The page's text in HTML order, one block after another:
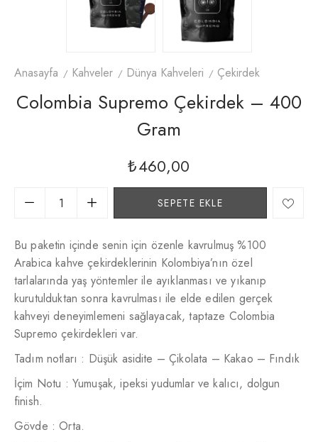
Anasayfa Kahveler Dünya Kahveleri Çekirdek
Colombia Supremo Çekirdek – 400
Gram
₺460,00
SEPETE EKLE
Bu paketin içinde senin için özenle kavrulmuş %100
Arabica kahve çekirdeklerinin Kolombiya’nın özel
tarlalarında yaş yöntemler ile ayıklanması ve yıkanıp
kurutulduktan sonra kavrulması ile elde edilen gerçek
kahveyi deneyimlemeni sağlayacak, taptaze Colombia
Supremo çekirdekleri var.
Tadım notları : Düşük asidite – Çikolata – Kakao – Fındık
İçim Notu : Yumuşak, ipeksi yudumlar ve kalıcı, dolgun
finish.
Gövde : Orta.